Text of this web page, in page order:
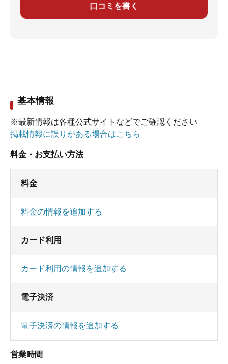
口コミを書く
基本情報
※最新情報は各種公式サイトなどでご確認ください
掲載情報に誤りがある場合はこちら
料金・お支払い方法
料金
料金の情報を追加する
カード利用
カード利用の情報を追加する
電子決済
電子決済の情報を追加する
営業時間